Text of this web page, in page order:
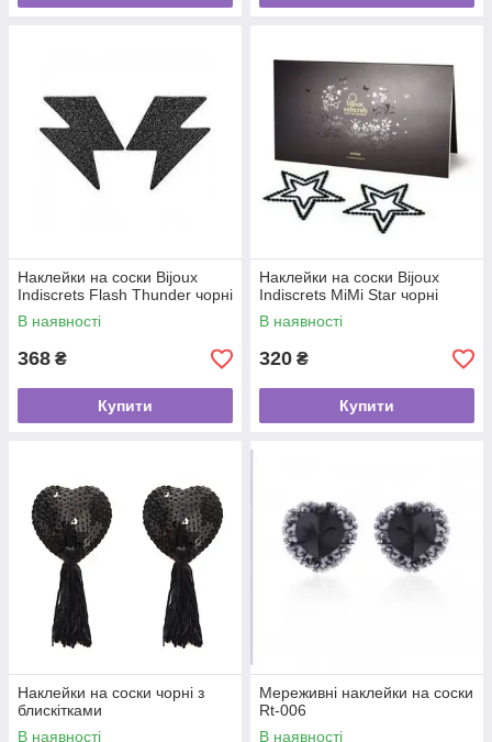
Наклейки на соски Bijoux
Indiscrets Flash Thunder чорні
В наявності
368 ₴
Купити
Наклейки на соски Bijoux
Indiscrets MiMi Star чорні
В наявності
320 ₴
Купити
Наклейки на соски чорні з
блискітками
В наявності
Мереживні наклейки на соски
Rt-006
В наявності